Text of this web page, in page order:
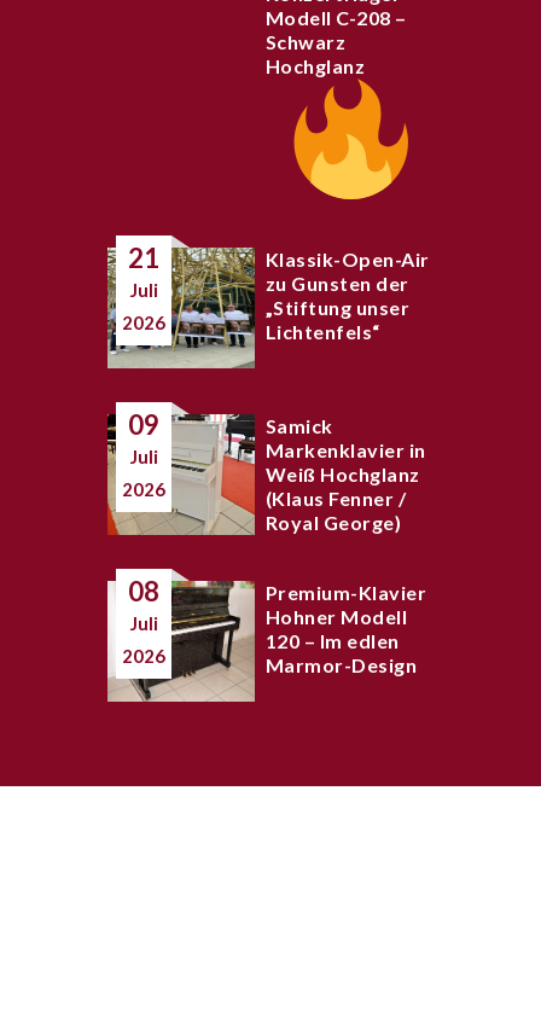
Modell C-208 –
Schwarz
Hochglanz
21
Juli
2026
Klassik-Open-Air
zu Gunsten der
„Stiftung unser
Lichtenfels“
09
Juli
2026
Samick
Markenklavier in
Weiß Hochglanz
(Klaus Fenner /
Royal George)
08
Juli
2026
Premium-Klavier
Hohner Modell
120 – Im edlen
Marmor-Design